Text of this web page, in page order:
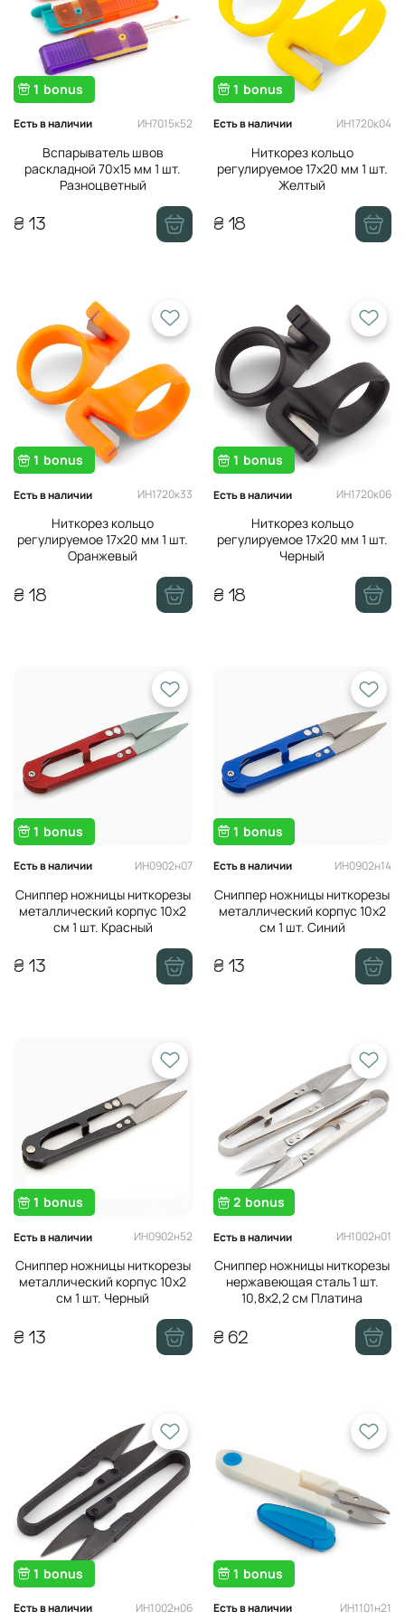
Мононити
Магниты
Кольца деревянные
Термоклей, скотч
1 bonus
Есть в наличии ИН7015к52
Вспарыватель швов
раскладной 70х15 мм 1 шт.
Разноцветный
₴ 13
1 bonus
Есть в наличии ИН1720к04
Ниткорез кольцо
регулируемое 17х20 мм 1 шт.
Желтый
₴ 18
1 bonus
Есть в наличии ИН1720к33
Ниткорез кольцо
регулируемое 17х20 мм 1 шт.
Оранжевый
₴ 18
1 bonus
Есть в наличии ИН1720к06
Ниткорез кольцо
регулируемое 17х20 мм 1 шт.
Черный
₴ 18
1 bonus
Есть в наличии ИН0902н07
Сниппер ножницы ниткорезы
металлический корпус 10х2
см 1 шт. Красный
₴ 13
1 bonus
Есть в наличии ИН0902н14
Сниппер ножницы ниткорезы
металлический корпус 10х2
см 1 шт. Синий
₴ 13
1 bonus
Есть в наличии ИН0902н52
Сниппер ножницы ниткорезы
металлический корпус 10х2
см 1 шт. Черный
₴ 13
2 bonus
Есть в наличии ИН1002н01
Сниппер ножницы ниткорезы
нержавеющая сталь 1 шт.
10,8х2,2 см Платина
₴ 62
1 bonus
Есть в наличии ИН1002н06
1 bonus
Есть в наличии ИН1101н21